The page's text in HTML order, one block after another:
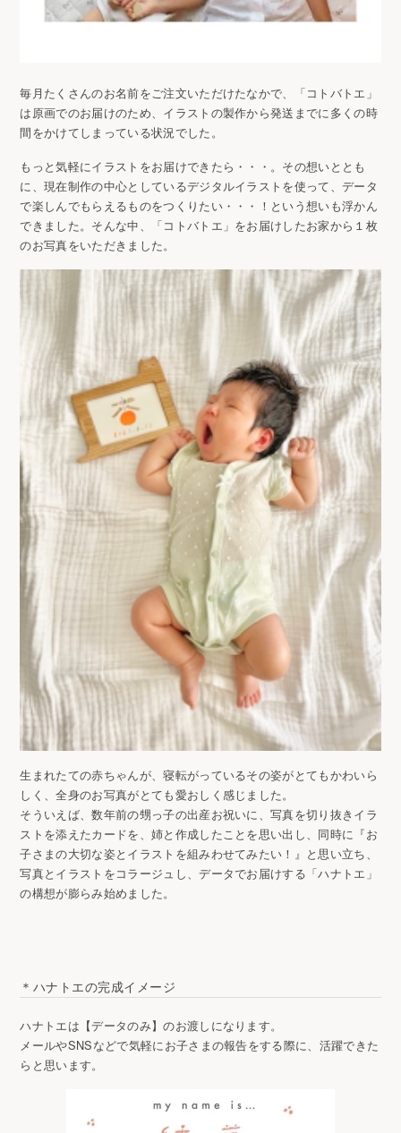
毎月たくさんのお名前をご注文いただけたなかで、「コトバトエ」
は原画でのお届けのため、イラストの製作から発送までに多くの時
間をかけてしまっている状況でした。
もっと気軽にイラストをお届けできたら・・・。その想いととも
に、現在制作の中心としているデジタルイラストを使って、データ
で楽しんでもらえるものをつくりたい・・・！という想いも浮かん
できました。そんな中、「コトバトエ」をお届けしたお家から１枚
のお写真をいただきました。
生まれたての赤ちゃんが、寝転がっているその姿がとてもかわいら
しく、全身のお写真がとても愛おしく感じました。
そういえば、数年前の甥っ子の出産お祝いに、写真を切り抜きイラ
ストを添えたカードを、姉と作成したことを思い出し、同時に『お
子さまの大切な姿とイラストを組みわせてみたい！』と思い立ち、
写真とイラストをコラージュし、データでお届けする「ハナトエ」
の構想が膨らみ始めました。
＊ハナトエの完成イメージ
ハナトエは【データのみ】のお渡しになります。
メールやSNSなどで気軽にお子さまの報告をする際に、活躍できた
らと思います。